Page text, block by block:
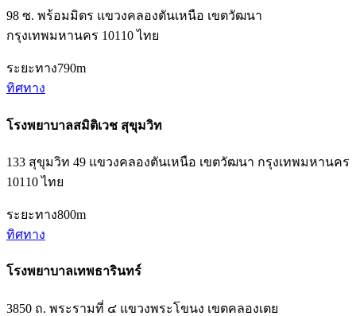
98 ซ. พร้อมมิตร แขวงคลองตันเหนือ เขตวัฒนา
กรุงเทพมหานคร 10110 ไทย
ระยะทาง790m
ทิศทาง
โรงพยาบาลสมิติเวช สุขุมวิท
133 สุขุมวิท 49 แขวงคลองตันเหนือ เขตวัฒนา กรุงเทพมหานคร
10110 ไทย
ระยะทาง800m
ทิศทาง
โรงพยาบาลเทพธารินทร์
3850 ถ. พระรามที่ ๔ แขวงพระโขนง เขตคลองเตย